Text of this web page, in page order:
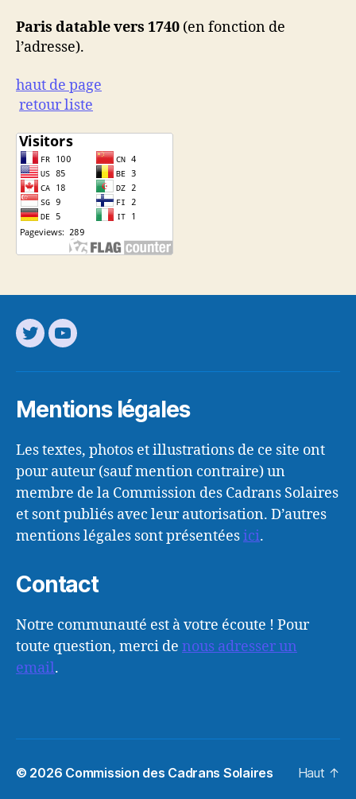
Paris datable vers 1740 (en fonction de
l’adresse).
haut de page
retour liste
Mentions légales
Les textes, photos et illustrations de ce site ont
pour auteur (sauf mention contraire) un
membre de la Commission des Cadrans Solaires
et sont publiés avec leur autorisation. D’autres
mentions légales sont présentéesici.
Contact
Notre communauté est à votre écoute ! Pour
toute question, merci de nous adresser un
email.
© 2026 Commission des Cadrans Solaires Haut ↑